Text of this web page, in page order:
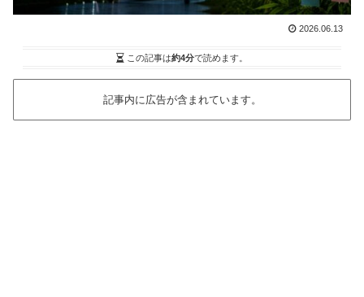
2026.06.13
この記事は約4分で読めます。
記事内に広告が含まれています。